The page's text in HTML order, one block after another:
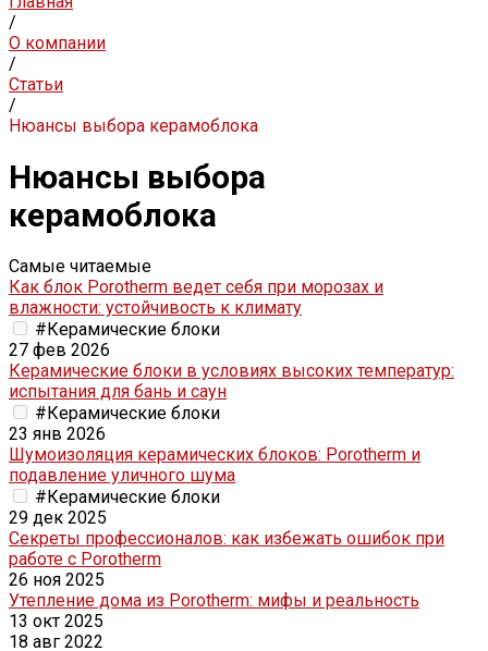
/
О компании
/
Статьи
/
Нюансы выбора керамоблока
Нюансы выбора
керамоблока
Самые читаемые
Как блок Porotherm ведет себя при морозах и
влажности: устойчивость к климату
#Керамические блоки
27 фев 2026
Керамические блоки в условиях высоких температур:
испытания для бань и саун
#Керамические блоки
23 янв 2026
Шумоизоляция керамических блоков: Porotherm и
подавление уличного шума
#Керамические блоки
29 дек 2025
Секреты профессионалов: как избежать ошибок при
работе с Porotherm
26 ноя 2025
Утепление дома из Porotherm: мифы и реальность
13 окт 2025
18 авг 2022